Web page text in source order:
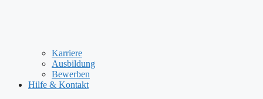
Karriere
Ausbildung
Bewerben
Hilfe & Kontakt